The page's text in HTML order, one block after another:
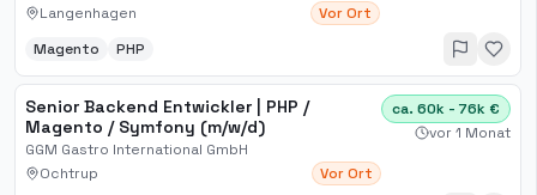
Langenhagen
Vor Ort
Magento PHP
Senior Backend Entwickler | PHP /
Magento / Symfony (m/w/d)
GGM Gastro International GmbH
Ochtrup
Vor Ort
ca. 60k - 76k €
vor 1 Monat